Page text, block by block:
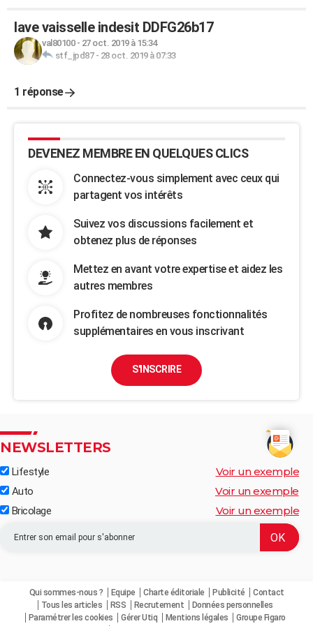
lave vaisselle indesit DDFG26b17
val80100- 27 oct. 2019 à 15:34
stf_jpd87- 28 oct. 2019 à 07:33
1 réponse
DEVENEZ MEMBRE EN QUELQUES CLICS
Connectez-vous simplement avec ceux qui
partagent vos intérêts
Suivez vos discussions facilement et
obtenez plus de réponses
Mettez en avant votre expertise et aidez les
autres membres
Profitez de nombreuses fonctionnalités
supplémentaires en vous inscrivant
S'INSCRIRE
NEWSLETTERS
Lifestyle Voir un exemple
Auto Voir un exemple
Bricolage Voir un exemple
Qui sommes-nous ? Equipe Charte éditoriale Publicité
Contact
Tous les articles
RSS Recrutement
Données personnelles
Paramétrer les cookies
Gérer Utiq Mentions légales
Groupe Figaro